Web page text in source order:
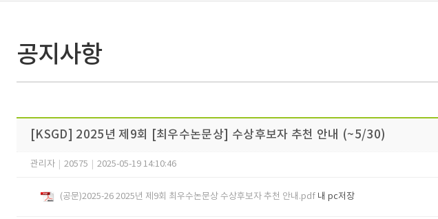
공지사항
[KSGD] 2025년 제9회 [최우수논문상] 수상후보자 추천 안내 (~5/30)
관리자 20575 2025-05-19 14:10:46
(공문)2025-26 2025년 제9회 최우수논문상 수상후보자 추천 안내.pdf 내 pc저장